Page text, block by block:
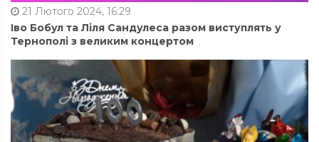
21 Лютого 2024, 16:29
Іво Бобул та Ліля Сандулеса разом виступлять у
Тернополі з великим концертом